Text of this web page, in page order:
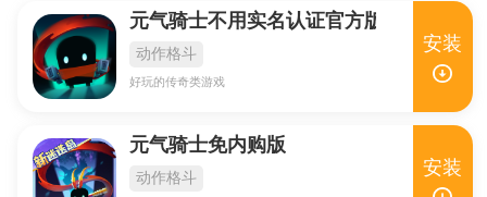
元气骑士不用实名认证官方版
动作格斗
好玩的传奇类游戏
安装
元气骑士免内购版
动作格斗 安装